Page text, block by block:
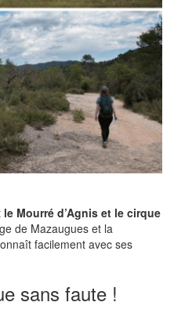
le Mourré d’Agnis et le cirque
de Mazaugues et la
facilement avec ses
sans faute !